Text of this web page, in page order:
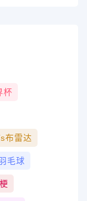
杯
布雷达
毛球